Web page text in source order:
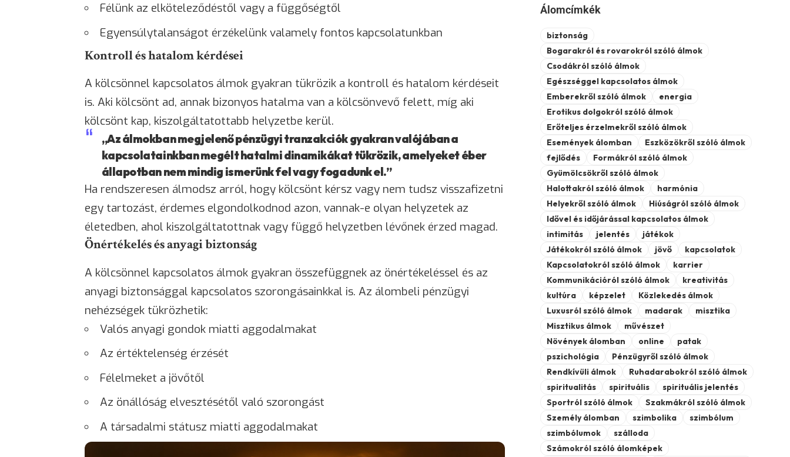
Félünk az elköteleződéstől vagy a függőségtől
Egyensúlytalanságot érzékelünk valamely fontos kapcsolatunkban
Kontroll és hatalom kérdései
A kölcsönnel kapcsolatos álmok gyakran tükrözik a kontroll és hatalom kérdéseit
is. Aki kölcsönt ad, annak bizonyos hatalma van a kölcsönvevő felett, míg aki
kölcsönt kap, kiszolgáltatottabb helyzetbe kerül.
„Az álmokban megjelenő pénzügyi tranzakciók gyakran valójában a
kapcsolatainkban megélt hatalmi dinamikákat tükrözik, amelyeket éber
állapotban nem mindig ismerünk fel vagy fogadunk el.”
Ha rendszeresen álmodsz arról, hogy kölcsönt kérsz vagy nem tudsz visszafizetni
egy tartozást, érdemes elgondolkodnod azon, vannak-e olyan helyzetek az
életedben, ahol kiszolgáltatottnak vagy függő helyzetben lévőnek érzed magad.
Önértékelés és anyagi biztonság
A kölcsönnel kapcsolatos álmok gyakran összefüggnek az önértékeléssel és az
anyagi biztonsággal kapcsolatos szorongásainkkal is. Az álombeli pénzügyi
nehézségek tükrözhetik:
Valós anyagi gondok miatti aggodalmakat
Az értéktelenség érzését
Félelmeket a jövőtől
Az önállóság elvesztésétől való szorongást
A társadalmi státusz miatti aggodalmakat
Álomcímkék
biztonság
Bogarakról és rovarokról szóló álmok
Csodákról szóló álmok
Egészséggel kapcsolatos álmok
Emberekről szóló álmok
energia
Erotikus dolgokról szóló álmok
Erőteljes érzelmekről szóló álmok
Események álomban
Eszközökről szóló álmok
fejlődés
Formákról szóló álmok
Gyümölcsökről szóló álmok
Halottakról szóló álmok
harmónia
Helyekről szóló álmok
Hiúságról szóló álmok
Idővel és időjárással kapcsolatos álmok
intimitás
jelentés
játékok
Játékokról szóló álmok
jövő
kapcsolatok
Kapcsolatokról szóló álmok
karrier
Kommunikációról szóló álmok
kreativitás
kultúra
képzelet
Közlekedés álmok
Luxusról szóló álmok
madarak
misztika
Misztikus álmok
művészet
Növények álomban
online
patak
pszichológia
Pénzügyről szóló álmok
Rendkívüli álmok
Ruhadarabokról szóló álmok
spiritualitás
spirituális
spirituális jelentés
Sportról szóló álmok
Szakmákról szóló álmok
Személy álomban
szimbolika
szimbólum
szimbólumok
szálloda
Számokról szóló álomképek